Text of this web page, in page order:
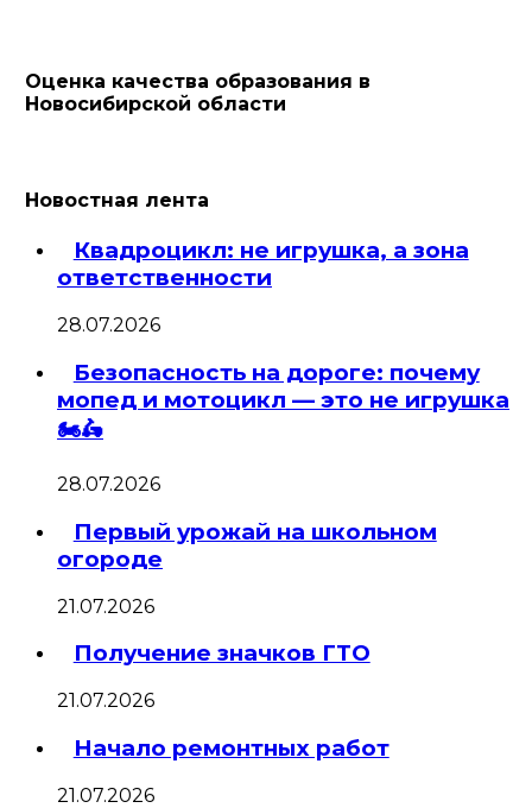
Оценка качества образования в
Новосибирской области
Новостная лента
Квадроцикл: не игрушка, а зона
ответственности
28.07.2026
Безопасность на дороге: почему
мопед и мотоцикл — это не игрушка
🏍🛵
28.07.2026
Первый урожай на школьном
огороде
21.07.2026
Получение значков ГТО
21.07.2026
Начало ремонтных работ
21.07.2026